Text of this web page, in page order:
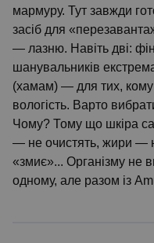
мармуру. Тут завжди
засіб для
— лазню. Навіть дві:
шанувальників
(хамам) — для тих, кому
вологість. Варто
Чому? Тому що шкіра
— не очистять, жири —
«змиє»... Організму не
одному, але разом із